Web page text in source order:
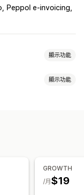
Peppol e-invoicing
顯示功能
列印和匯出
顯示功能
(HST、PST、GST)
GROWTH
$19
/月